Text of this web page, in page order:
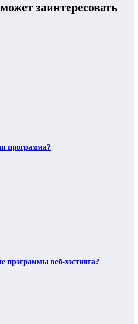
заинтересовать
программа?
программы веб-хостинга?